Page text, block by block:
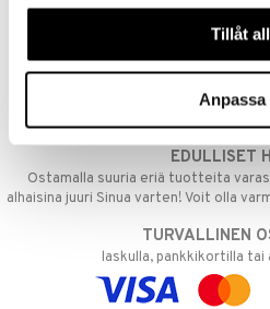
våra cookies vid fortsatt
Tillåt
Anpassa
Aina maksuton vaihtoehto,
tuotteen tai koko
NOPEAT
Ennen kello 13.00 tehdyt tilaukset
EDULLISET
Ostamalla suuria eriä tuotteita
alhaisina juuri Sinua varten! Voit olla
TURVALLINEN
laskulla, pankkikortilla